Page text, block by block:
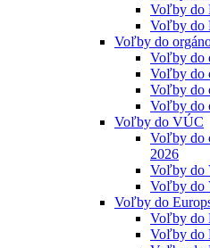
Voľby do
Voľby do
Voľby do
Voľby do
Voľby do
Voľby do
Voľby do
Voľby do VÚC
Voľby do
2026
Voľby do
Voľby do
Voľby do
Voľby do
Voľby do